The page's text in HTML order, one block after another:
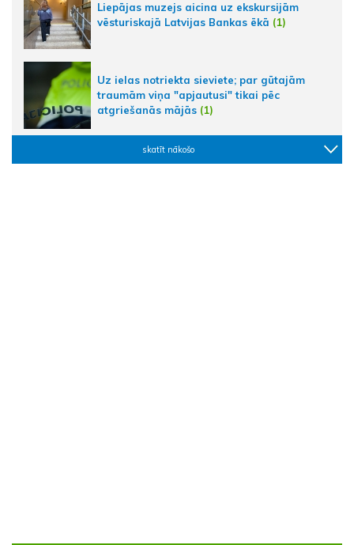
Liepājas muzejs aicina uz ekskursijām
vēsturiskajā Latvijas Bankas ēkā (1)
Uz ielas notriekta sieviete; par gūtajām
traumām viņa "apjautusi" tikai pēc
atgriešanās mājās (1)
skatīt nākošo